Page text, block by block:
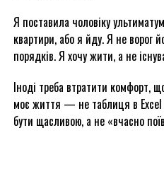
Я поставила чоловіку
квартири, або я йду. Я не ворог
порядків. Я хочу жити, а не
Іноді треба втратити комфорт,
моє життя — не таблиця в Excel
бути щасливою, а не «вчасно